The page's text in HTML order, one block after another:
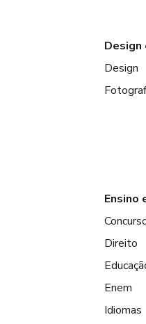
Design
Ensino
Direito
Enem
Idiomas